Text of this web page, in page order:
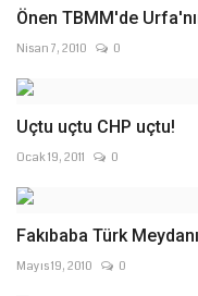
Önen TBMM'de
Nisan 7, 2010 0
Uçtu uçtu CHP uçtu!
Ocak 19, 2011 0
Fakıbaba Türk
Mayıs 19, 2010 0